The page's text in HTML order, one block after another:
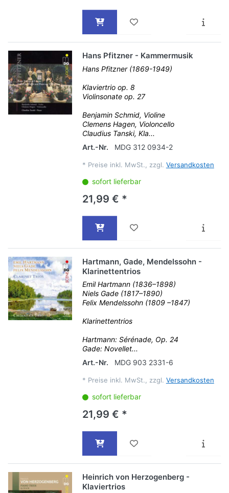
Hans Pfitzner - Kammermusik
Hans Pfitzner (1869-1949)
Klaviertrio op. 8
Violinsonate op. 27
Benjamin Schmid, Violine
Clemens Hagen, Violoncello
Claudius Tanski, Kla...
Art.-Nr.
MDG 312 0934-2
* Preise inkl. MwSt., zzgl. Versandkosten
sofort lieferbar
21,99 € *
Hartmann, Gade, Mendelssohn -
Klarinettentrios
Emil Hartmann (1836–1898)
Niels Gade (1817–1890)
Felix Mendelssohn (1809 –1847)
Klarinettentrios
Hartmann: Sérénade, Op. 24
Gade: Novellet...
Art.-Nr.
MDG 903 2331-6
* Preise inkl. MwSt., zzgl. Versandkosten
sofort lieferbar
21,99 € *
Heinrich von Herzogenberg -
Klaviertrios